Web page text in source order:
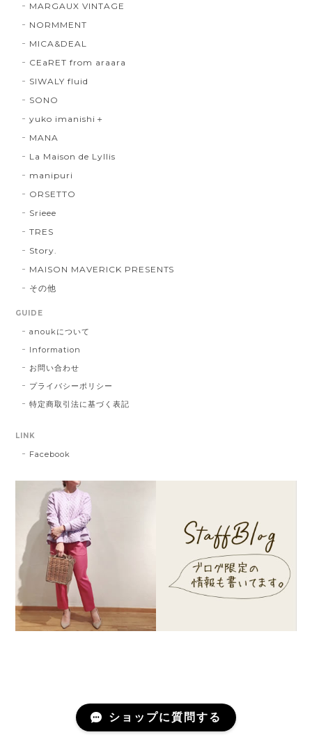
MARGAUX VINTAGE
NORMMENT
MICA&DEAL
CEaRET from araara
SIWALY fluid
SONO
yuko imanishi＋
MANA
La Maison de Lyllis
manipuri
ORSETTO
Srieee
TRES
Story.
MAISON MAVERICK PRESENTS
その他
GUIDE
anoukについて
Information
お問い合わせ
プライバシーポリシー
特定商取引法に基づく表記
LINK
Facebook
ショップに質問する